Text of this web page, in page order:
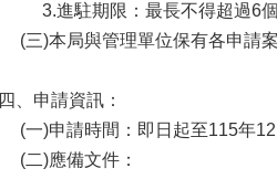
3.進駐期限：最長不得超過6個
(三)本局與管理單位保有各申請
四、申請資訊：
(一)申請時間：即日起至115年
(二)應備文件：